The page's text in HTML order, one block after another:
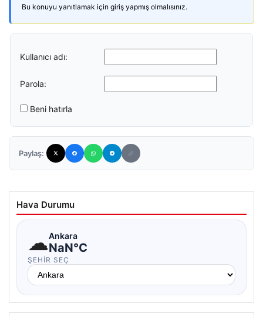
Bu konuyu yanıtlamak için giriş yapmış olmalısınız.
Kullanıcı adı:
Parola:
Beni hatırla
Paylaş:
Hava Durumu
☁Ankara
NaN°C
ŞEHIR SEÇ